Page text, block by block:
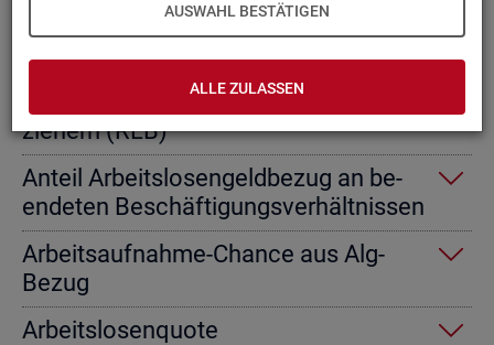
AUSWAHL BESTÄTIGEN
ALLE ZULASSEN
Ab­gangs­ra­te von Ar­beits­lo­sen­geld­
emp­fän­gern
Ab­gangs­ra­te von Re­gel­leis­tungs­be­
zie­hern (RLB)
An­teil Ar­beits­lo­sen­geld­be­zug an be­
en­de­ten Be­schäf­ti­gungs­ver­hält­nis­sen
Ar­beits­auf­nah­me-Chan­ce aus Alg-
Bezug
Ar­beits­lo­sen­quo­te